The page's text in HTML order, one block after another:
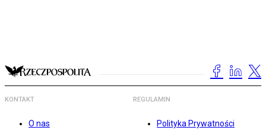
KONTAKT
O nas
REGULAMIN
Polityka Prywatności